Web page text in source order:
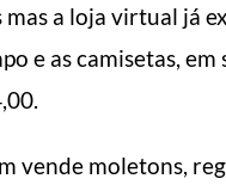
mas a loja virtual já
e as camisetas, em
vende moletons,